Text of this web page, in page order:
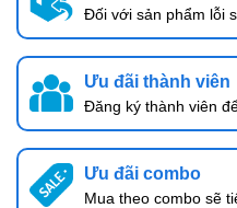
Đối với sản phẩm lỗi
Ưu đãi thành viên
Đăng ký thành viên
Ưu đãi combo
Mua theo combo sẽ